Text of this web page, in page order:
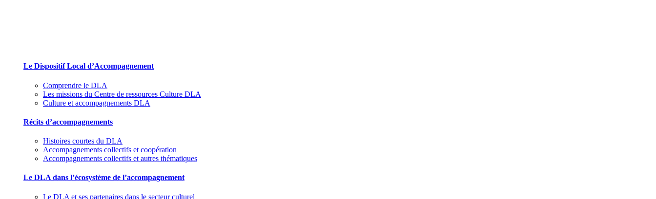
Le Dispositif Local d’Accompagnement
Comprendre le DLA
Les missions du Centre de ressources Culture DLA
Culture et accompagnements DLA
Récits d’accompagnements
Histoires courtes du DLA
Accompagnements collectifs et coopération
Accompagnements collectifs et autres thématiques
Le DLA dans l’écosystème de l’accompagnement
Le DLA et ses partenaires dans le secteur culturel